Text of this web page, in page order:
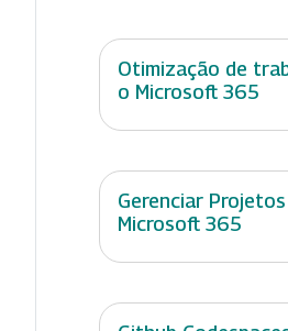
Otimização de
o Microsoft 365
Gerenciar
Microsoft 365